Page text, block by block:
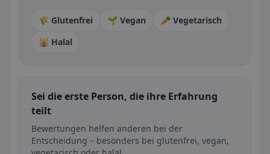
🌾 Glutenfrei 🌱 Vegan
🥕 Vegetarisch
🕌 Halal
Sei die erste Person, die ihre Erfahrung
teilt
Bewertungen helfen anderen bei der
Entscheidung – besonders bei glutenfrei, vegan,